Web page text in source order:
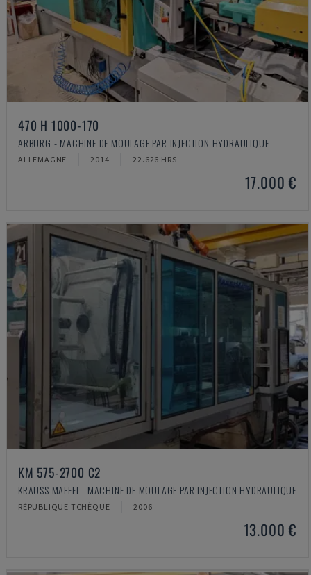
470 H 1000-170
ARBURG - MACHINE DE MOULAGE PAR INJECTION HYDRAULIQUE
ALLEMAGNE 2014 22.626 HRS
17.000 €
KM 575-2700 C2
KRAUSS MAFFEI - MACHINE DE MOULAGE PAR INJECTION HYDRAULIQUE
RÉPUBLIQUE TCHÈQUE 2006
13.000 €